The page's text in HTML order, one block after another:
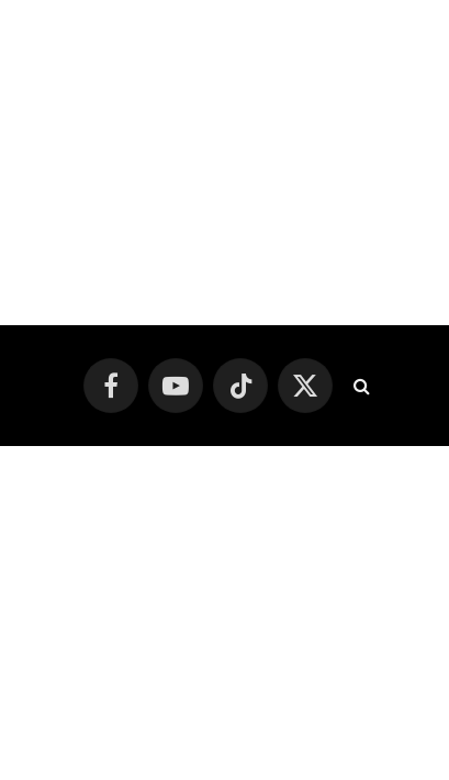
FacebookYouTube TikTok
X
(Twitter)